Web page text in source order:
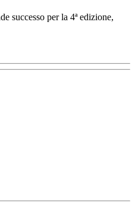
successo per la 4ª edizione,